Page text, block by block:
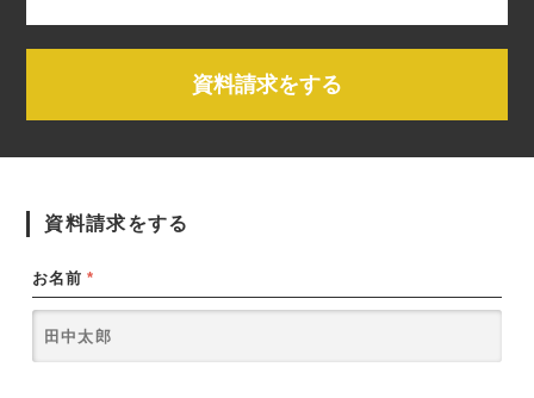
資料請求をする
資料請求をする
お名前 *